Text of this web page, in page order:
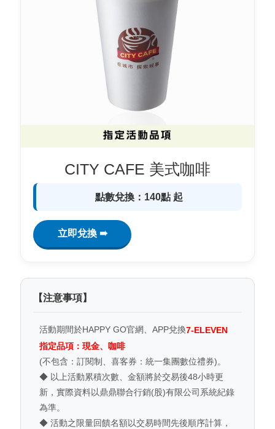
CITY CAFE 美式咖啡
點數兌換：140點 起
立即兌換 ➠
【注意事項】
活動期間於HAPPY GO官網、APP兌換7-ELEVEN
指定品項：現金、咖啡
(不包含：訂閱制、喜客券：統一集團數位禮券)。
◆ 以上活動累積次數、金額將於交易後48小時更
新，實際資料以鼎鼎聯合行銷(股)有限公司系統紀錄
為準。
◆ 活動之限量回饋名額以交易時間先後順序計算，